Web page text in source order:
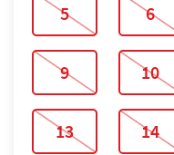
5 6
9 10
13 14